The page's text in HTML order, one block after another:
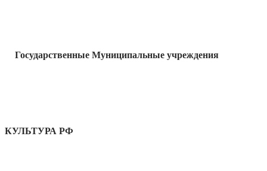
Государственные Муниципальные учреждения
КУЛЬТУРА РФ